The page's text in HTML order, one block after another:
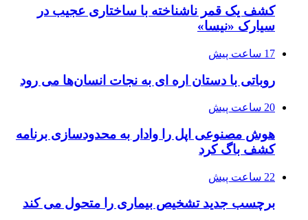
کشف یک قمر ناشناخته با ساختاری عجیب در
سیارک «نیسا»
17 ساعت پیش
روباتی با دستان اره ای به نجات انسان‌ها می رود
20 ساعت پیش
هوش مصنوعی اپل را وادار به محدودسازی برنامه
کشف باگ کرد
22 ساعت پیش
برچسب جدید تشخیص بیماری را متحول می کند